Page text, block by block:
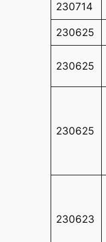
230714
230625
230625
230625
230623